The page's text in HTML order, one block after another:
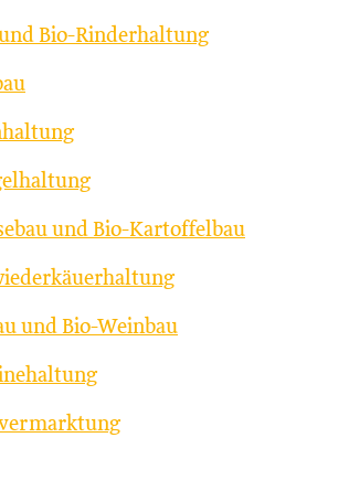
Bio-Rinderhaltung
und Bio-Kartoffelbau
und Bio-Weinbau